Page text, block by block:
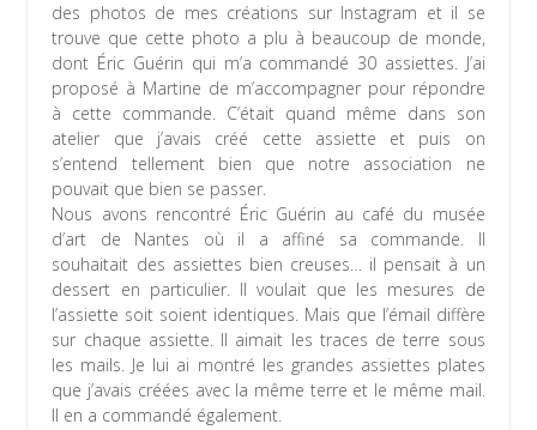
des photos de mes créations sur Instagram et il se
trouve que cette photo a plu à beaucoup de monde,
dont Éric Guérin qui m’a commandé 30 assiettes. J’ai
proposé à Martine de m’accompagner pour répondre
à cette commande. C’était quand même dans son
atelier que j’avais créé cette assiette et puis on
s’entend tellement bien que notre association ne
pouvait que bien se passer.
Nous avons rencontré Éric Guérin au café du musée
d’art de Nantes où il a affiné sa commande. Il
souhaitait des assiettes bien creuses… il pensait à un
dessert en particulier. Il voulait que les mesures de
l’assiette soit soient identiques. Mais que l’émail diffère
sur chaque assiette. Il aimait les traces de terre sous
les mails. Je lui ai montré les grandes assiettes plates
que j’avais créées avec la même terre et le même mail.
Il en a commandé également.